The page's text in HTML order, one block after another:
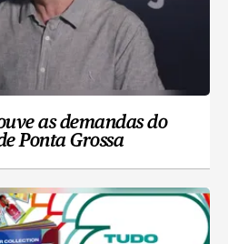
as demandas do
Ponta Grossa